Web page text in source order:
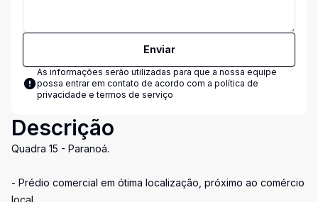
Enviar
As informações serão utilizadas para que a nossa equipe
possa entrar em contato de acordo com a política de
privacidade e termos de serviço
Descrição
Quadra 15 - Paranoá.
- Prédio comercial em ótima localização, próximo ao comércio
local